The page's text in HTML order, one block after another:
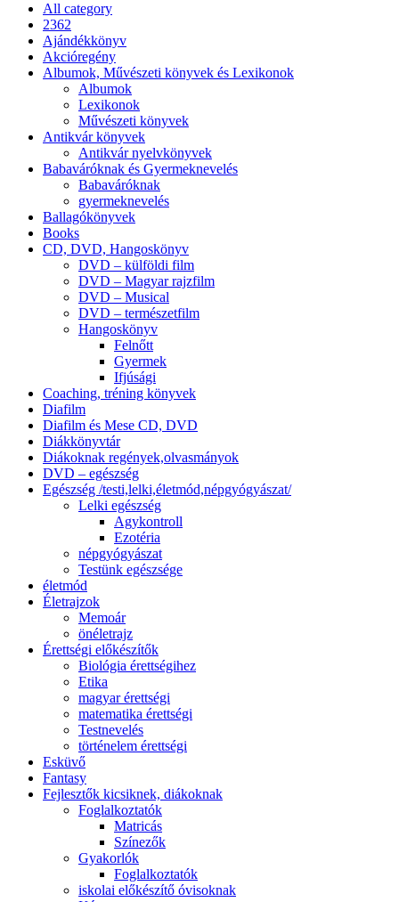
All category
2362
Ajándékkönyv
Akcióregény
Albumok, Művészeti könyvek és Lexikonok
Albumok
Lexikonok
Művészeti könyvek
Antikvár könyvek
Antikvár nyelvkönyvek
Babaváróknak és Gyermeknevelés
Babaváróknak
gyermeknevelés
Ballagókönyvek
Books
CD, DVD, Hangoskönyv
DVD – külföldi film
DVD – Magyar rajzfilm
DVD – Musical
DVD – természetfilm
Hangoskönyv
Felnőtt
Gyermek
Ifjúsági
Coaching, tréning könyvek
Diafilm
Diafilm és Mese CD, DVD
Diákkönyvtár
Diákoknak regények,olvasmányok
DVD – egészség
Egészség /testi,lelki,életmód,népgyógyászat/
Lelki egészség
Agykontroll
Ezotéria
népgyógyászat
Testünk egészsége
életmód
Életrajzok
Memoár
önéletrajz
Érettségi előkészítők
Biológia érettségihez
Etika
magyar érettségi
matematika érettségi
Testnevelés
történelem érettségi
Esküvő
Fantasy
Fejlesztők kicsiknek, diákoknak
Foglalkoztatók
Matricás
Színezők
Gyakorlók
Foglalkoztatók
iskolai előkészítő óvisoknak